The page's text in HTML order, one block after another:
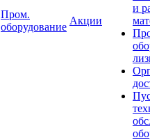
Пром.
оборудование
Акции
и